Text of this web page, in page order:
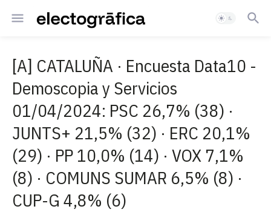
[A] CATALUÑA · Encuesta Data10 -
Demoscopia y Servicios
01/04/2024: PSC 26,7% (38) ·
JUNTS+ 21,5% (32) · ERC 20,1%
(29) · PP 10,0% (14) · VOX 7,1%
(8) · COMUNS SUMAR 6,5% (8) ·
CUP-G 4,8% (6)